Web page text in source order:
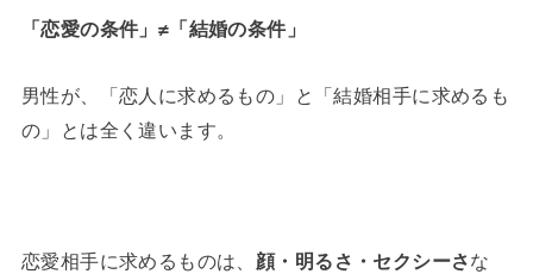
「恋愛の条件」≠「結婚の条件」
男性が、「恋人に求めるもの」と「結婚相手に求めるも
の」とは全く違います。
恋愛相手に求めるものは、 顔・明るさ・セクシーさな